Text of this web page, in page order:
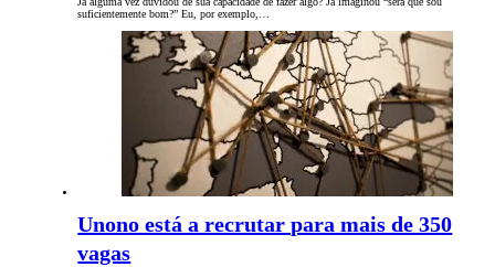
suficientemente bom?” Eu, por exemplo,…
Unono está a recrutar para mais de 350
vagas